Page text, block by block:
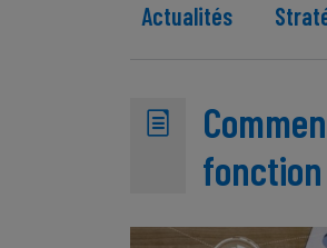
Actualités